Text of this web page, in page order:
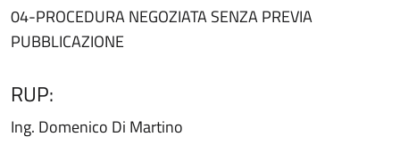
04-PROCEDURA NEGOZIATA SENZA PREVIA
PUBBLICAZIONE
RUP:
Ing. Domenico Di Martino